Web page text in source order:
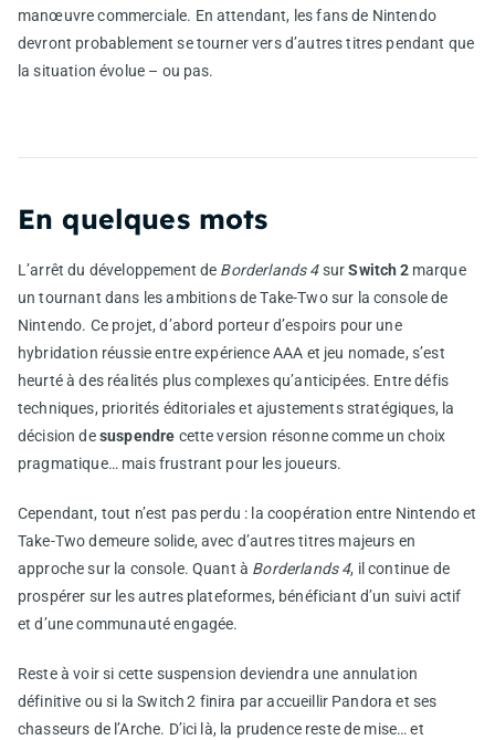
manœuvre commerciale. En attendant, les fans de Nintendo
devront probablement se tourner vers d’autres titres pendant que
la situation évolue – ou pas.
En quelques mots
L’arrêt du développement de Borderlands 4surSwitch 2marque
un tournant dans les ambitions de Take-Two sur la console de
Nintendo. Ce projet, d’abord porteur d’espoirs pour une
hybridation réussie entre expérience AAA et jeu nomade, s’est
heurté à des réalités plus complexes qu’anticipées. Entre défis
techniques, priorités éditoriales et ajustements stratégiques, la
décision desuspendre cette version résonne comme un choix
pragmatique… mais frustrant pour les joueurs.
Cependant, tout n’est pas perdu : la coopération entre Nintendo et
Take-Two demeure solide, avec d’autres titres majeurs en
approche sur la console. Quant à Borderlands 4, il continue de
prospérer sur les autres plateformes, bénéficiant d’un suivi actif
et d’une communauté engagée.
Reste à voir si cette suspension deviendra une annulation
définitive ou si la Switch 2 finira par accueillir Pandora et ses
chasseurs de l’Arche. D’ici là, la prudence reste de mise… et